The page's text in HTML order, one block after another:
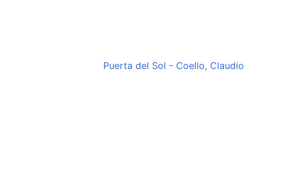
Puerta del Sol - Coello, Claudio